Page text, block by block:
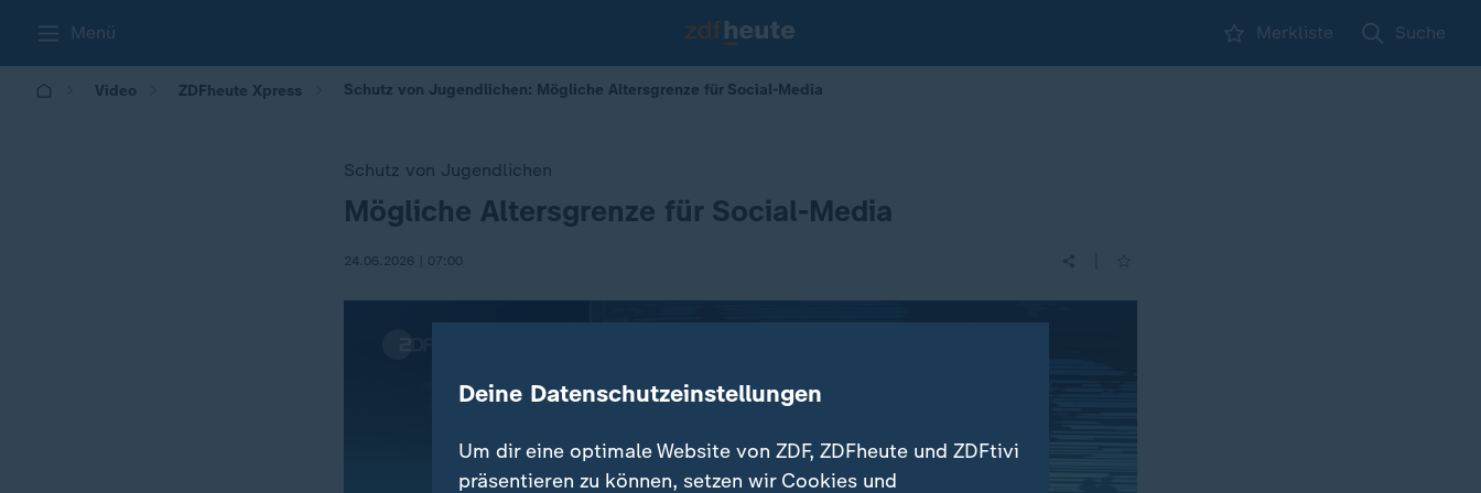
Menü Merkliste Suche
Video ZDFheute Xpress Schutz von Jugendlichen: Mögliche Altersgrenze für Social-Media
Schutz von Jugendlichen
:Mögliche Altersgrenze für Social-Media
24.06.2026 | 07:00
Deine Datenschutzeinstellungen
Um dir eine optimale Website von ZDF, ZDFheute und ZDFtivi
präsentieren zu können, setzen wir Cookies und